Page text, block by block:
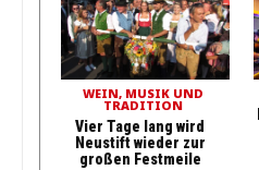
WEIN, MUSIK UND
TRADITION
Vier Tage lang wird
Neustift wieder zur
großen Festmeile